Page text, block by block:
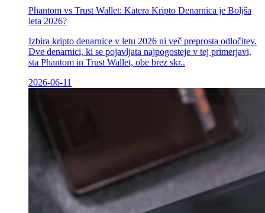
Phantom vs Trust Wallet: Katera Kripto Denarnica je Boljša
leta 2026?
Izbira kripto denarnice v letu 2026 ni več preprosta odločitev.
Dve denarnici, ki se pojavljata najpogosteje v tej primerjavi,
sta Phantom in Trust Wallet, obe brez skr..
2026-06-11